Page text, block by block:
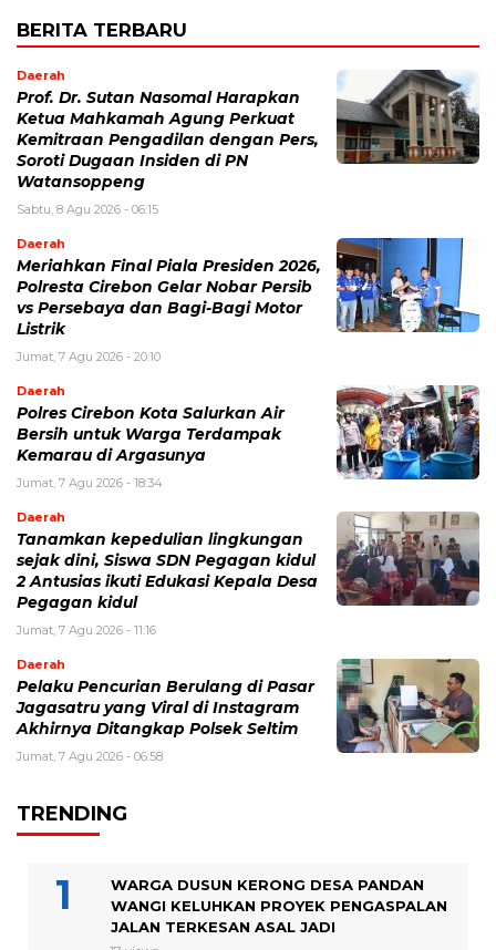
BERITA TERBARU
Daerah
Prof. Dr. Sutan Nasomal Harapkan
Ketua Mahkamah Agung Perkuat
Kemitraan Pengadilan dengan Pers,
Soroti Dugaan Insiden di PN
Watansoppeng
Sabtu, 8 Agu 2026 - 06:15
Daerah
Meriahkan Final Piala Presiden 2026,
Polresta Cirebon Gelar Nobar Persib
vs Persebaya dan Bagi-Bagi Motor
Listrik
Jumat, 7 Agu 2026 - 20:10
Daerah
Polres Cirebon Kota Salurkan Air
Bersih untuk Warga Terdampak
Kemarau di Argasunya
Jumat, 7 Agu 2026 - 18:34
Daerah
Tanamkan kepedulian lingkungan
sejak dini, Siswa SDN Pegagan kidul
2 Antusias ikuti Edukasi Kepala Desa
Pegagan kidul
Jumat, 7 Agu 2026 - 11:16
Daerah
Pelaku Pencurian Berulang di Pasar
Jagasatru yang Viral di Instagram
Akhirnya Ditangkap Polsek Seltim
Jumat, 7 Agu 2026 - 06:58
TRENDING
WARGA DUSUN KERONG DESA PANDAN
WANGI KELUHKAN PROYEK PENGASPALAN
JALAN TERKESAN ASAL JADI